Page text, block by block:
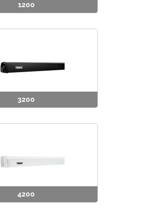
Lavora Con Noi
1200
3200
4200